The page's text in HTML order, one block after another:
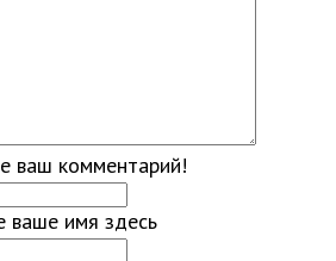
ваш комментарий!
ваше имя здесь